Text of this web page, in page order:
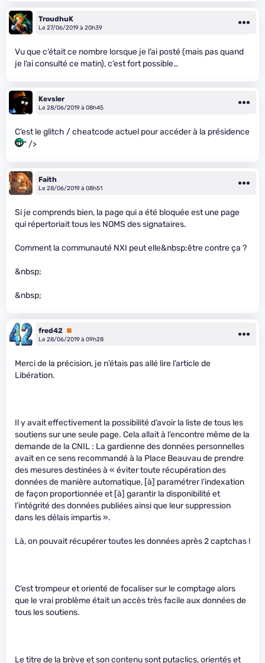
TroudhuK
Le 27/06/2019 à 20h39
Vu que c’était ce nombre lorsque je l’ai posté (mais pas quand
je l’ai consulté ce matin), c’est fort possible…
Kevsler
Le 28/06/2019 à 08h45
C’est le glitch / cheatcode actuel pour accéder à la présidence
" />
Faith
Le 28/06/2019 à 08h51
Si je comprends bien, la page qui a été bloquée est une page
qui répertoriait tous les NOMS des signataires.
Comment la communauté NXI peut elle&nbsp;être contre ça ?
&nbsp;
&nbsp;
fred42 Premium
Le 28/06/2019 à 09h28
Merci de la précision, je n’étais pas allé lire l’article de
Libération.
Il y avait effectivement la possibilité d’avoir la liste de tous les
soutiens sur une seule page. Cela allait à l’encontre même de la
demande de la CNIL : La gardienne des données personnelles
avait en ce sens recommandé à la Place Beauvau de prendre
des mesures destinées à « éviter toute récupération des
données de manière automatique, [à] paramétrer l’indexation
de façon proportionnée et [à] garantir la disponibilité et
l’intégrité des données publiées ainsi que leur suppression
dans les délais impartis ».
Là, on pouvait récupérer toutes les données après 2 captchas !
C’est trompeur et orienté de focaliser sur le comptage alors
que le vrai problème était un accès très facile aux données de
tous les soutiens.
Le titre de la brève et son contenu sont putaclics, orientés et